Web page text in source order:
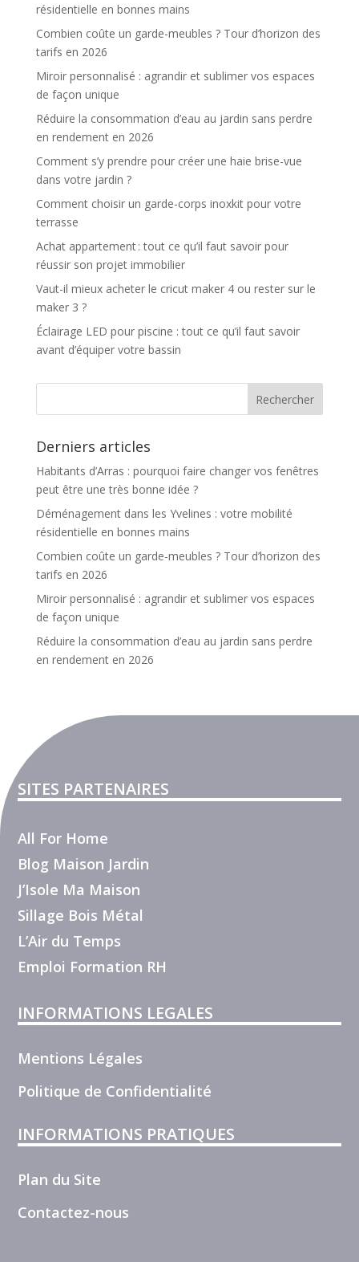
résidentielle en bonnes mains
Combien coûte un garde-meubles ? Tour d’horizon des
tarifs en 2026
Miroir personnalisé : agrandir et sublimer vos espaces
de façon unique
Réduire la consommation d’eau au jardin sans perdre
en rendement en 2026
Comment s’y prendre pour créer une haie brise-vue
dans votre jardin ?
Comment choisir un garde-corps inoxkit pour votre
terrasse
Achat appartement : tout ce qu’il faut savoir pour
réussir son projet immobilier
Vaut-il mieux acheter le cricut maker 4 ou rester sur le
maker 3 ?
Éclairage LED pour piscine : tout ce qu’il faut savoir
avant d’équiper votre bassin
Derniers articles
Habitants d’Arras : pourquoi faire changer vos fenêtres
peut être une très bonne idée ?
Déménagement dans les Yvelines : votre mobilité
résidentielle en bonnes mains
Combien coûte un garde-meubles ? Tour d’horizon des
tarifs en 2026
Miroir personnalisé : agrandir et sublimer vos espaces
de façon unique
Réduire la consommation d’eau au jardin sans perdre
en rendement en 2026
SITES PARTENAIRES
All For Home
Blog Maison Jardin
J’Isole Ma Maison
Sillage Bois Métal
L’Air du Temps
Emploi Formation RH
INFORMATIONS LEGALES
Mentions Légales
Politique de Confidentialité
INFORMATIONS PRATIQUES
Plan du Site
Contactez-nous